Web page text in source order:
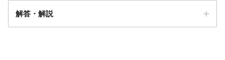
解答・解説